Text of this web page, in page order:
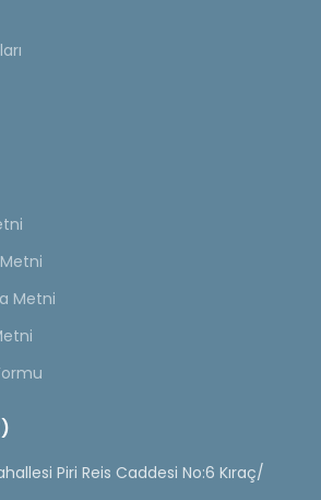
Metni
Piri Reis Caddesi No:6 Kıraç/